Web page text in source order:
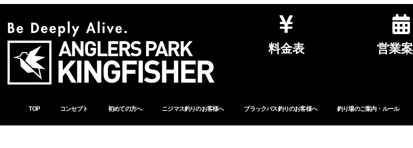
料金表 営業
TOP コンセプト 初めての方へ ニジマス釣りのお客様へ ブラックバス釣りのお客様へ 釣り場のご案内・ルール